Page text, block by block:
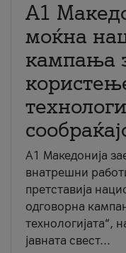
A1
моќна
кампања
A1 Македонија
внатрешни
претставија
одговорна
технологијата“,
јавната свест...